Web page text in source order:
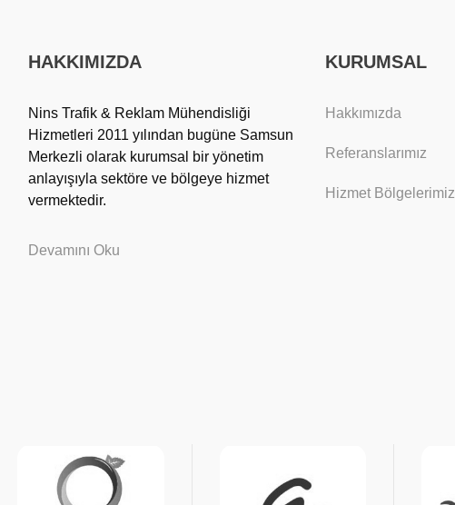
HAKKIMIZDA
Nins Trafik & Reklam Mühendisliği
Hizmetleri 2011 yılından bugüne Samsun
Merkezli olarak kurumsal bir yönetim
anlayışıyla sektöre ve bölgeye hizmet
vermektedir.
Devamını Oku
KURUMSAL
Hakkımızda
Referanslarımız
Hizmet Bölgelerimiz